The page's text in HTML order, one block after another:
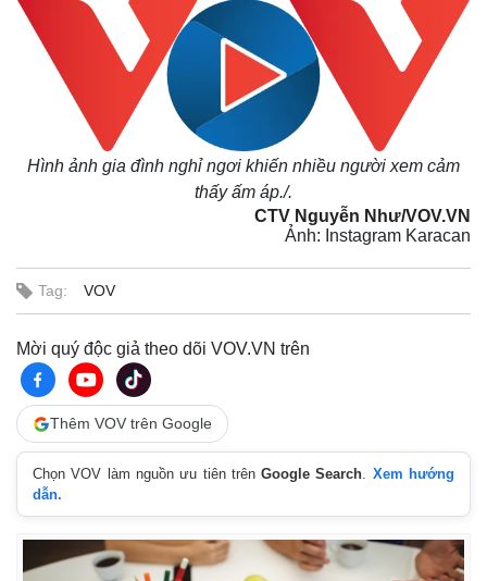
Hình ảnh gia đình nghỉ ngơi khiến nhiều người xem cảm
thấy ấm áp./.
CTV Nguyễn Như/VOV.VN
Ảnh: Instagram Karacan
Tag: VOV
Mời quý độc giả theo dõi VOV.VN trên
Thêm VOV trên Google
Chọn VOV làm nguồn ưu tiên trênGoogle Search. Xem hướng
dẫn.